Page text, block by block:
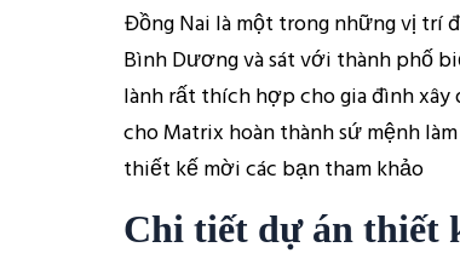
Đồng Nai là một trong những vị trí
Bình Dương và sát với thành phố
lành rất thích hợp cho gia đình
cho Matrix hoàn thành sứ mệnh
thiết kế mời các bạn tham khảo
Chi tiết dự án thiết